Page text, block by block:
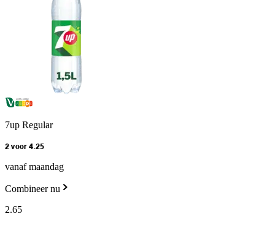
7up Regular
2 voor 4.25
vanaf maandag
Combineer nu
2.65